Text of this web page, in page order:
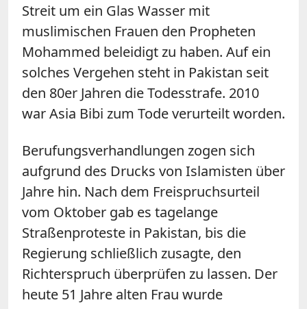
Streit um ein Glas Wasser mit
muslimischen Frauen den Propheten
Mohammed beleidigt zu haben. Auf ein
solches Vergehen steht in Pakistan seit
den 80er Jahren die Todesstrafe. 2010
war Asia Bibi zum Tode verurteilt worden.
Berufungsverhandlungen zogen sich
aufgrund des Drucks von Islamisten über
Jahre hin. Nach dem Freispruchsurteil
vom Oktober gab es tagelange
Straßenproteste in Pakistan, bis die
Regierung schließlich zusagte, den
Richterspruch überprüfen zu lassen. Der
heute 51 Jahre alten Frau wurde